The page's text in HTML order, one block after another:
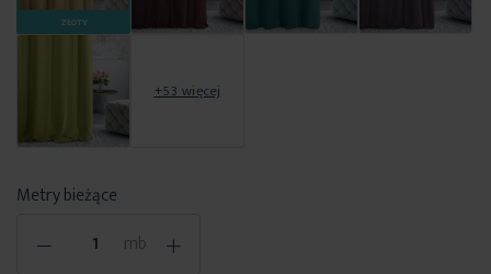
ZŁOTY
+53 więcej
Metry bieżące
- mb +